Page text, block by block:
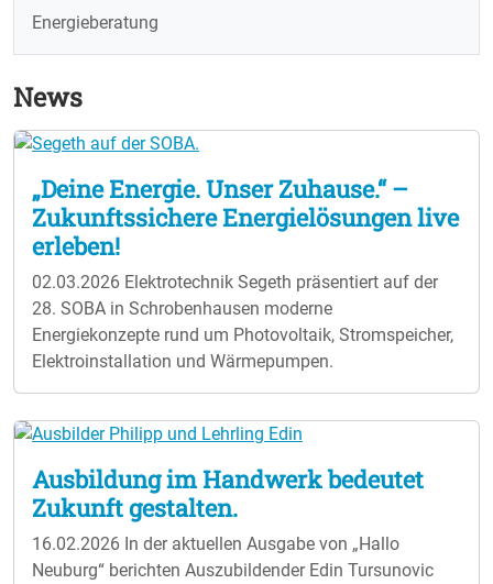
Energieberatung
News
„Deine Energie. Unser Zuhause.“ –
Zukunftssichere Energielösungen live
erleben!
02.03.2026 Elektrotechnik Segeth präsentiert auf der
28. SOBA in Schrobenhausen moderne
Energiekonzepte rund um Photovoltaik, Stromspeicher,
Elektroinstallation und Wärmepumpen.
Ausbildung im Handwerk bedeutet
Zukunft gestalten.
16.02.2026 In der aktuellen Ausgabe von „Hallo
Neuburg“ berichten Auszubildender Edin Tursunovic